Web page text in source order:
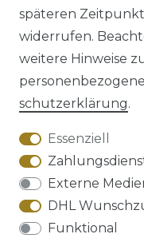
Impressum
AGB
späteren
widerrufen.
weitere Hinweise
schutz­erklärung.
Essenziell
Externe
DHL
Funktional